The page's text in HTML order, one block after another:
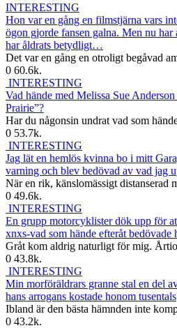
INTERESTING
Hon var en gång en filmstjärna vars
ögon gjorde fansen galna. Men nu har
har åldrats betydligt…
Det var en gång en otroligt begåvad
0 60.6k.
INTERESTING
Vad hände med Melissa Sue
Prairie”?
Har du någonsin undrat vad som
0 53.7k.
INTERESTING
Jag lät en hemlös kvinna bo i mitt
varning och blev bedövad av vad jag
När en rik, känslomässigt distanserad
0 49.6k.
INTERESTING
En grupp motorcyklister dök upp för
xnxs-vad som hände efteråt bedövade
Gråt kom aldrig naturligt för mig.
0 43.8k.
INTERESTING
Min morföräldrars granne stal en del
hans arrogans kostade honom tusentals
Ibland är den bästa hämnden inte
0 43.2k.